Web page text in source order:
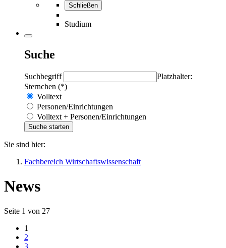
Schließen
Studium
Suche
Suchbegriff
Platzhalter:
Sternchen (*)
Volltext
Personen/Einrichtungen
Volltext + Personen/Einrichtungen
Sie sind hier:
Fachbereich Wirtschaftswissenschaft
News
Seite 1 von 27
1
2
3